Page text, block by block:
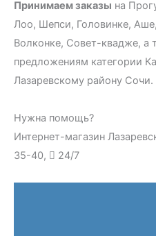
Принимаем заказы на
Лоо, Шепси, Головинке,
Волконке, Совет-квадже, а
предложениям категории
Лазаревскому району Сочи.
Нужна помощь?
Интернет-магазин
35-40,
24/7